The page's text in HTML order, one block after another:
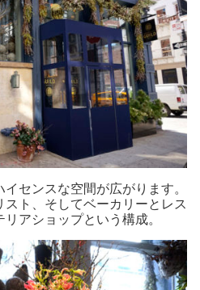
センスな空間が広がります。
スト、そしてベーカリーとレス
アショップという構成。